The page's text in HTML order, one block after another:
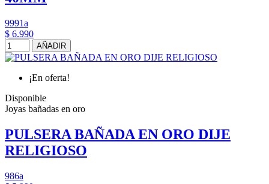
9991a
$ 6.990
AÑADIR
¡En oferta!
Disponible
Joyas bañadas en oro
PULSERA BAÑADA EN ORO DIJE
RELIGIOSO
986a